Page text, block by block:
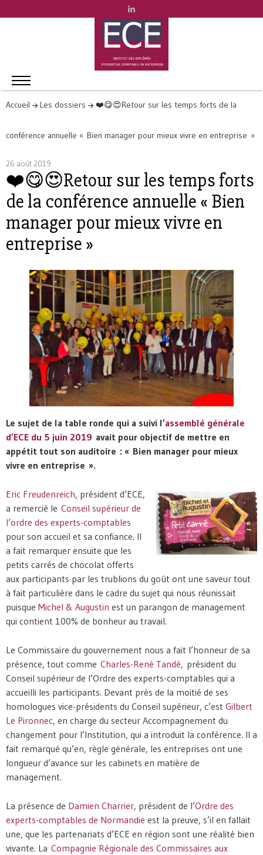
Accueil Les dossiers ❤️😋😍Retour sur les temps forts de la
conférence annuelle « Bien manager pour mieux vivre en entreprise »
26 août 2019
❤️😋😍Retour sur les temps forts
de la conférence annuelle « Bien
manager pour mieux vivre en
entreprise »
Le sujet de la table ronde qui a suivi l’assemblé générale
d’ECE du 5 juin 2019 avait pour objectif de mettre en
appétit tout son auditoire : « Bien manager pour mieux
vivre en entreprise ».
Eric Freudenreich, président d’ECE,
a remercié le Conseil supérieur de
l’ordre des experts-comptables
pour son accueil et sa confiance. Il
a fait remarquer ensuite que les
petits carrés de chocolat offerts
aux participants par les trublions du goût ont une saveur tout
à fait particulière dans le cadre du sujet qui nous réunissait
puisque Michel & Augustin est un parangon de management
qui contient 100% de bonheur au travail.
Le Commissaire du gouvernement nous a fait l’honneur de sa
présence, tout comme Charles-René Tandé, président du
Conseil supérieur de l’Ordre des experts-comptables qui a
accueilli les participants. Devant près de la moitié de ses
homologues vice-présidents du Conseil supérieur, c’est Gilbert
Le Pironnec, en charge du secteur Accompagnement du
changement pour l’Institution, qui a introduit la conférence. Il a
fait remarqué qu’en, règle générale, les entreprises ont une
longueur d’avance sur les cabinets en matière de
management.
La présence de Damien Charrier, président de l’Ordre des
experts-comptables de Normandie est la preuve, s’il en fallait
une, que les partenariats d’ECE en région sont une réalité bien
vivante. La Compagnie Régionale des Commissaires aux